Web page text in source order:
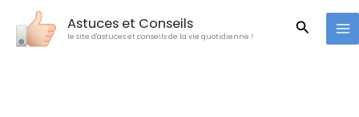
contenu
Astuces et Conseils
le site d'astuces et conseils de la vie quotidienne !